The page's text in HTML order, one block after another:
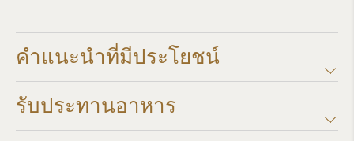
คำแนะนำที่มีประโยชน์
รับประทานอาหาร